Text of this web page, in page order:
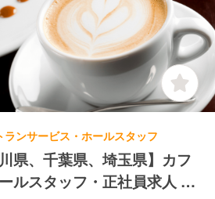
ンサービス・ホールスタッフ
県、千葉県、埼玉県】カフ
ルスタッフ・正社員求人 そ